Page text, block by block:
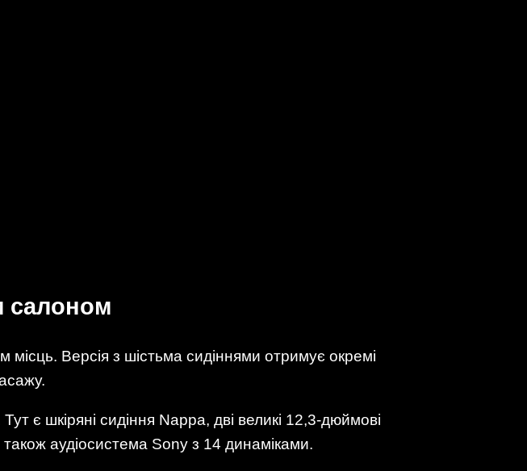
салоном
Версія з шістьма сидіннями отримує окремі
є шкіряні сидіння Nappa, дві великі 12,3-дюймові
аудіосистема Sony з 14 динаміками.